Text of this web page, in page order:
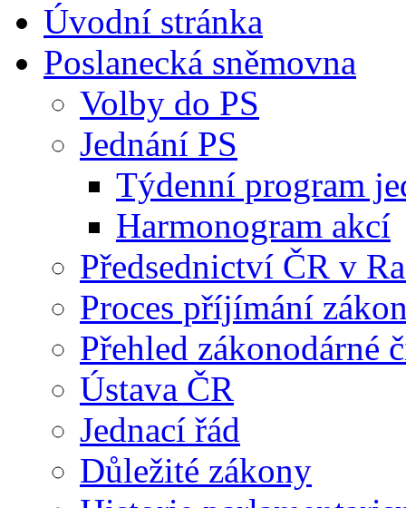
Úvodní stránka
Poslanecká sněmovna
Volby do PS
Jednání PS
Týdenní program
Harmonogram akcí
Předsednictví ČR v
Proces příjímání
Přehled zákonodárné
Ústava ČR
Jednací řád
Důležité zákony